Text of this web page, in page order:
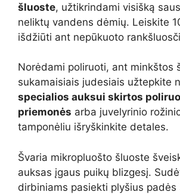
šluoste, užtikrindami visišką
neliktų vandens dėmių. Leiskite
išdžiūti ant nepūkuoto
Norėdami poliruoti, ant minkštos
sukamaisiais judesiais užtepkite
specialios auksui skirtos
priemonės arba juvelyrinio
tamponėliu išryškinkite detales.
Švaria mikropluošto šluoste
auksas įgaus puikų blizgesį.
dirbiniams pasiekti plyšius padės